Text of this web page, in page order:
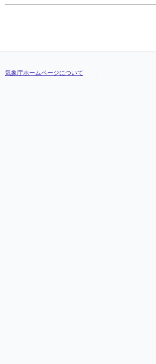
気象庁ホームページについて